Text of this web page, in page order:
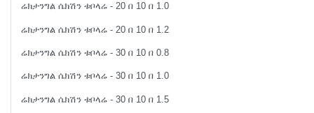
ሬክታንግል ሴክሽን ቱቦላሬ - 20 በ 10 በ 1.0
ሬክታንግል ሴክሽን ቱቦላሬ - 20 በ 10 በ 1.2
ሬክታንግል ሴክሽን ቱቦላሬ - 30 በ 10 በ 0.8
ሬክታንግል ሴክሽን ቱቦላሬ - 30 በ 10 በ 1.0
ሬክታንግል ሴክሽን ቱቦላሬ - 30 በ 10 በ 1.5